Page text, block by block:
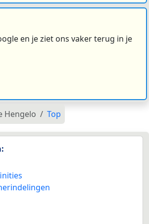
en je ziet ons vaker terug in je
Hengelo Top